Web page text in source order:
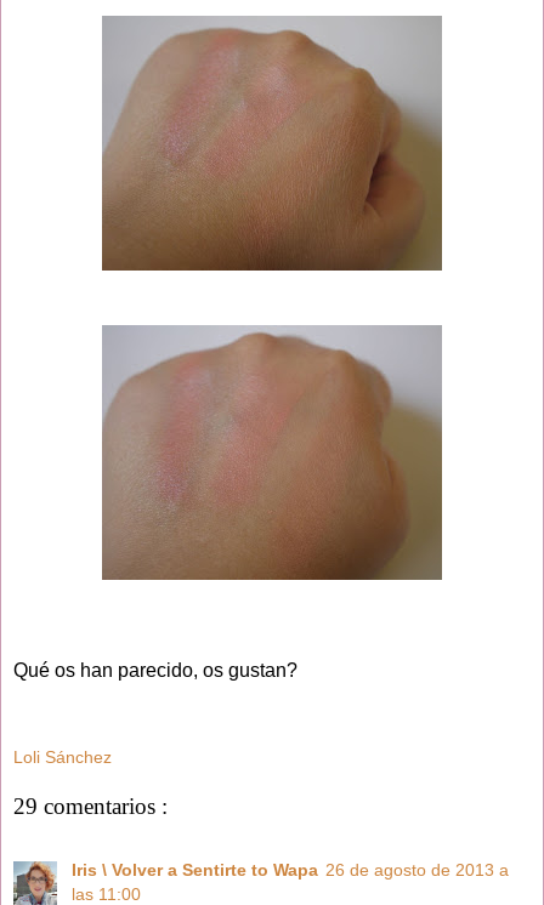
Qué os han parecido, os gustan?
Loli Sánchez
29 comentarios :
Iris \ Volver a Sentirte to Wapa 26 de agosto de 2013 a
las 11:00